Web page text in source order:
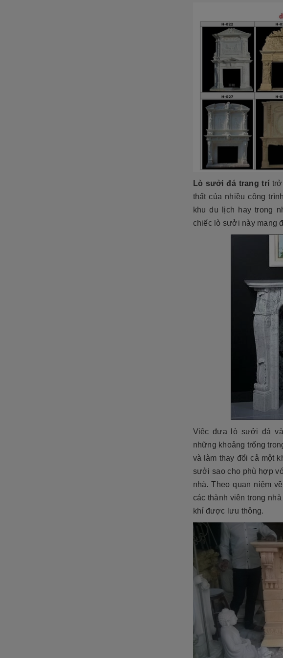
Lò sưởi đá trang trí
thất của nhiều công
khu du lịch hay trong
chiếc lò sưởi này mang
Việc đưa lò sưởi đá
những khoảng trống
và làm thay đổi cả một
sưởi sao cho phù hợp
nhà. Theo quan niệm
các thành viên trong
khí được lưu thông.